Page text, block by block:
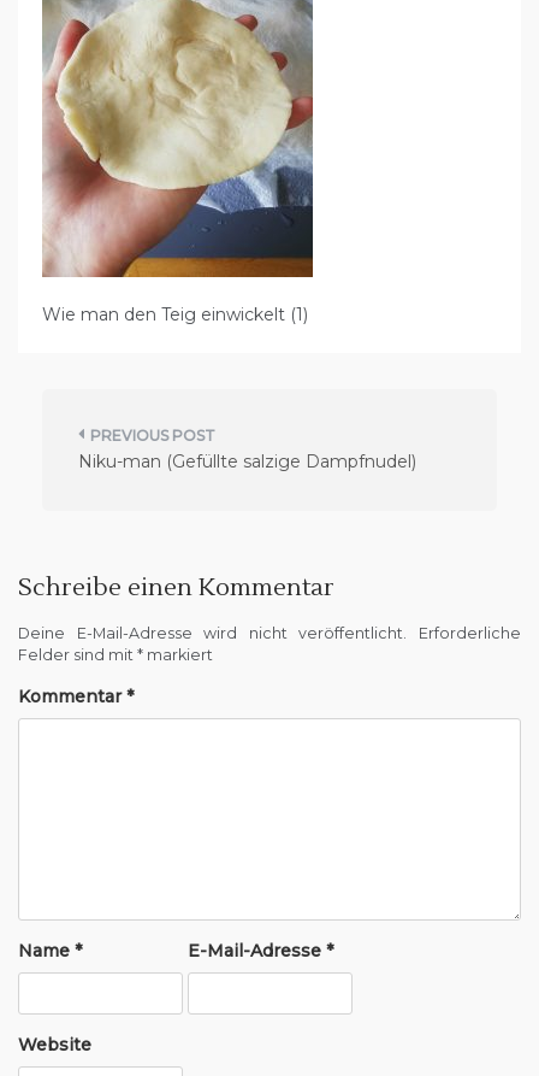
Wie man den Teig einwickelt (1)
B
e
r
a
g
s
a
t
i
o
n
Niku-man (Gefüllte salzige Dampfnudel)
Schreibe einen Kommentar
Deine E-Mail-Adresse wird nicht veröffentlicht.
Erforderliche
Felder sind mit * markiert
Kommentar*
Name * E-Mail-Adresse*
Website